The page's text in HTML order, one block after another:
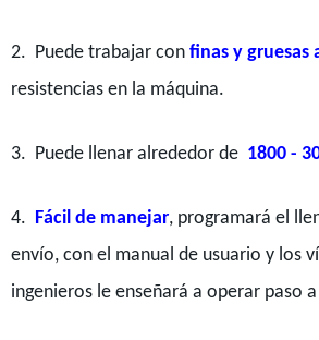
2. Puede trabajar confinas y gruesas
resistencias en la máquina.
3. Puede llenar alrededor de 1800 -
4. Fácil de manejar, programará el
envío, con el manual de usuario y los
ingenieros le enseñará a operar paso